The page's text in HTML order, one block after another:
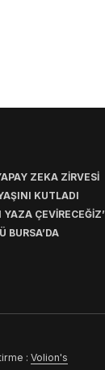
ZEKA ZİRVESİ
KUTLADI
ÇEVİRECEĞİZ’
BURSA’DA
: Volion's